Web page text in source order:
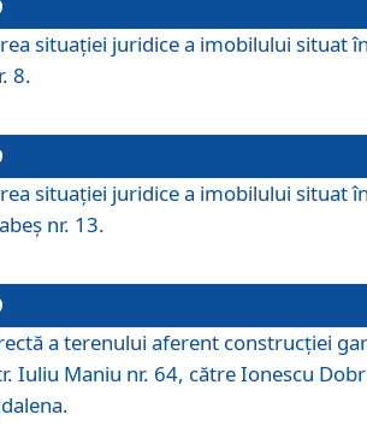
situației juridice a imobilului situat
8.
situației juridice a imobilului situat
nr. 13.
a terenului aferent construcției
Iuliu Maniu nr. 64, către Ionescu